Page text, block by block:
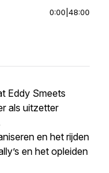
0:00 48:00
Eddy Smeets
als uitzetter
en het rijden
en het opleiden